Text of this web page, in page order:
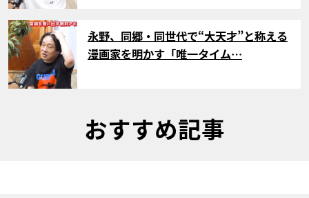
サムネイル
永野、同郷・同世代で“大天才”と称える
漫画家を明かす「唯一タイム…
おすすめ記事